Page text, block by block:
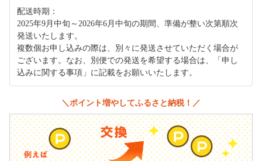
配送時期：
2025年9月中旬～2026年6月中旬の期間、準備が整い次第順次
発送いたします。
複数個お申し込みの際は、別々に発送させていただく場合が
ございます。なお、別便での発送を希望する場合は、「申し
込みに関する事項」に記載をお願いいたします。
＼ポイント増やしてふるさと納税！／